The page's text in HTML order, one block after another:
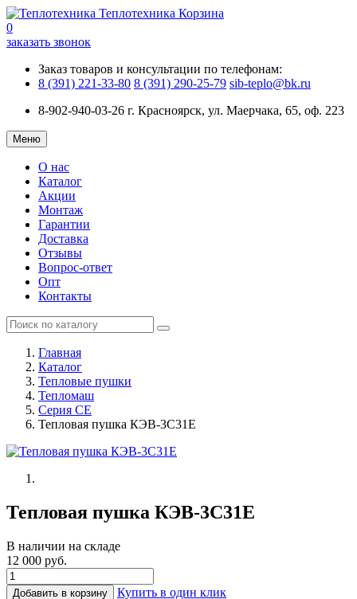
Теплотехника Корзина
0
заказать звонок
Заказ товаров и консультации по телефонам:
8 (391) 221-33-80 8 (391) 290-25-79 sib-teplo@bk.ru
8-902-940-03-26 г. Красноярск, ул. Маерчака, 65, оф. 223
Меню
О нас
Каталог
Акции
Монтаж
Гарантии
Доставка
Отзывы
Вопрос-ответ
Опт
Контакты
Главная
Каталог
Тепловые пушки
Тепломаш
Серия СЕ
Тепловая пушка КЭВ-3С31Е
Тепловая пушка КЭВ-3С31Е
В наличии на складе
12 000 руб.
Добавить в корзину
Купить в один клик